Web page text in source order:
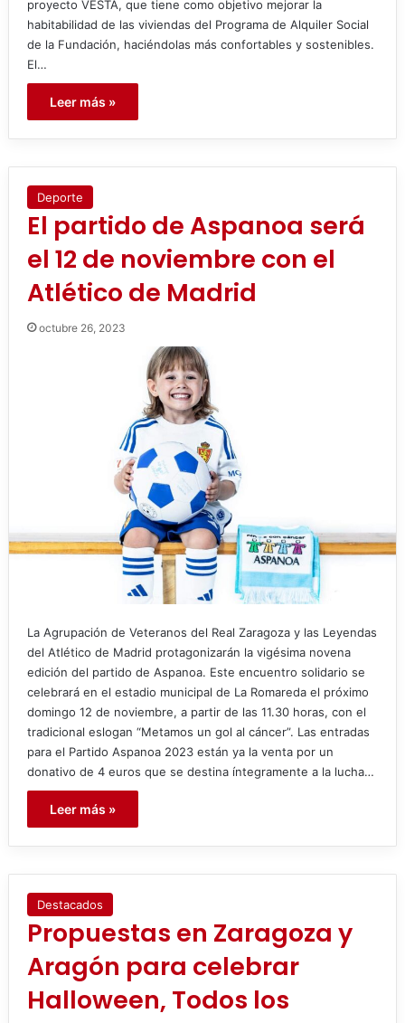
proyecto VESTA, que tiene como objetivo mejorar la
habitabilidad de las viviendas del Programa de Alquiler Social
de la Fundación, haciéndolas más confortables y sostenibles.
El…
Leer más »
Deporte
El partido de Aspanoa será
el 12 de noviembre con el
Atlético de Madrid
octubre 26, 2023
La Agrupación de Veteranos del Real Zaragoza y las Leyendas
del Atlético de Madrid protagonizarán la vigésima novena
edición del partido de Aspanoa. Este encuentro solidario se
celebrará en el estadio municipal de La Romareda el próximo
domingo 12 de noviembre, a partir de las 11.30 horas, con el
tradicional eslogan “Metamos un gol al cáncer”. Las entradas
para el Partido Aspanoa 2023 están ya la venta por un
donativo de 4 euros que se destina íntegramente a la lucha…
Leer más »
Destacados
Propuestas en Zaragoza y
Aragón para celebrar
Halloween, Todos los